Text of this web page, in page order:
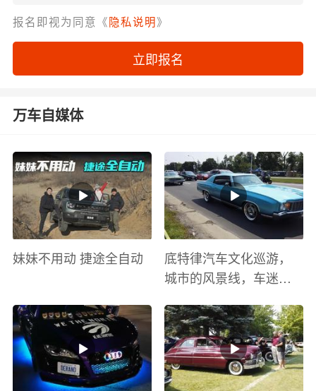
报名即视为同意《隐私说明》
立即报名
万车自媒体
妹妹不用动 捷途全自动
底特律汽车文化巡游，
城市的风景线，车迷的